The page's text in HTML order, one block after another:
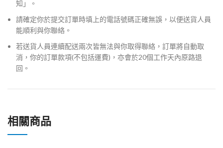
知」。
請確定你於提交訂單時填上的電話號碼正確無誤，以便送貨人員
能順利與你聯絡。
若送貨人員連續配送兩次皆無法與你取得聯絡，訂單將自動取
消，你的訂單款項(不包括運費)，亦會於20個工作天內原路退
回。
相關商品